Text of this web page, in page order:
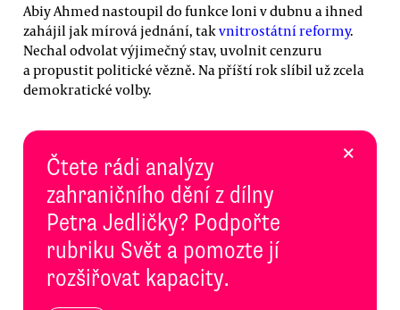
Abiy Ahmed nastoupil do funkce loni v dubnu a ihned
zahájil jak mírová jednání, takvnitrostátní reformy.
Nechal odvolat výjimečný stav, uvolnit cenzuru
a propustit politické vězně. Na příští rok slíbil už zcela
demokratické volby.
Čtete rádi analýzy
zahraničního dění z dílny
Petra Jedličky? Podpořte
rubriku Svět a pomozte jí
rozšiřovat kapacity.
×